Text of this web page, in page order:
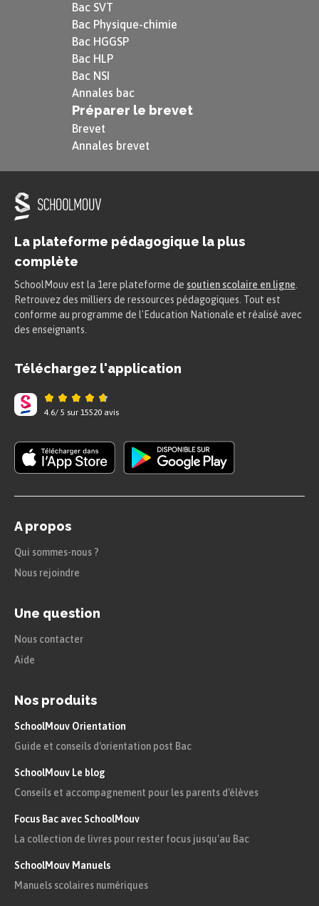
Bac SVT
Bac Physique-chimie
Bac HGGSP
Bac HLP
Bac NSI
Annales bac
Préparer le brevet
Brevet
Annales brevet
La plateforme pédagogique la plus
complète
SchoolMouv est la 1ere plateforme de soutien scolaire en ligne
Retrouvez des milliers de ressources pédagogiques. Tout est
conforme au programme de l'Education Nationale et réalisé avec
des enseignants.
Téléchargez l'application
4.6/ 5 sur 15520 avis
A propos
Qui sommes-nous ?
Nous rejoindre
Une question
Nous contacter
Aide
Nos produits
SchoolMouv Orientation
Guide et conseils d'orientation post Bac
SchoolMouv Le blog
Conseils et accompagnement pour les parents d'élèves
Focus Bac avec SchoolMouv
La collection de livres pour rester focus jusqu'au Bac
SchoolMouv Manuels
Manuels scolaires numériques